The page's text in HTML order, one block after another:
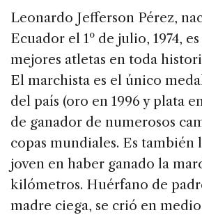
Leonardo Jefferson Pérez,
Ecuador el 1º de julio, 1974,
mejores atletas en toda
El marchista es el único
del país (oro en 1996 y plata
de ganador de numerosos
copas mundiales. Es también
joven en haber ganado la
kilómetros. Huérfano de
madre ciega, se crió en